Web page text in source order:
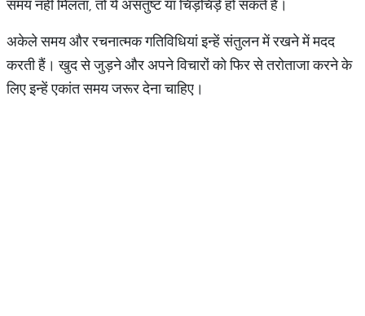
समय नहीं मिलता, तो ये असंतुष्ट या चिड़चिड़े हो सकते हैं।
अकेले समय और रचनात्मक गतिविधियां इन्हें संतुलन में रखने में मदद
करती हैं। खुद से जुड़ने और अपने विचारों को फिर से तरोताजा करने के
लिए इन्हें एकांत समय जरूर देना चाहिए।